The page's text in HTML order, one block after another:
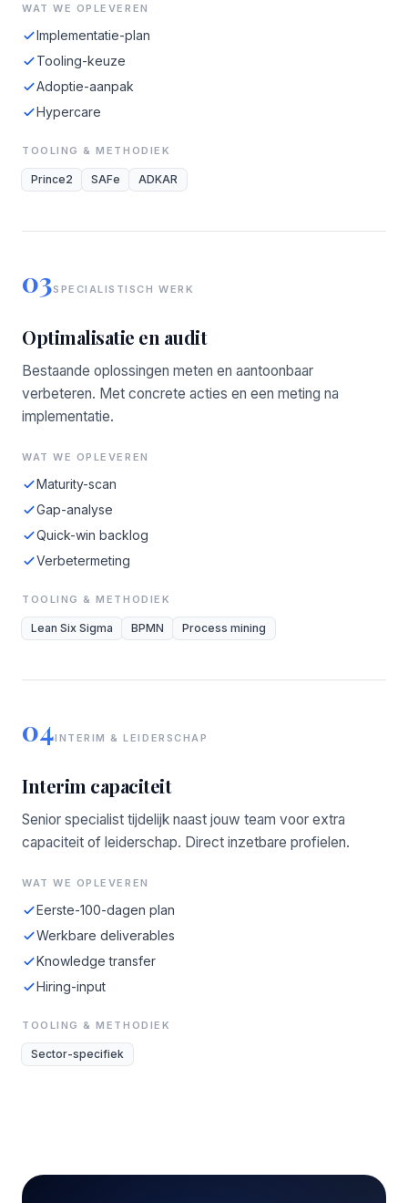
WAT WE OPLEVEREN
Implementatie-plan
Tooling-keuze
Adoptie-aanpak
Hypercare
TOOLING & METHODIEK
Prince2 SAFe ADKAR
03SPECIALISTISCH WERK
Optimalisatie en audit
Bestaande oplossingen meten en aantoonbaar
verbeteren. Met concrete acties en een meting na
implementatie.
WAT WE OPLEVEREN
Maturity-scan
Gap-analyse
Quick-win backlog
Verbetermeting
TOOLING & METHODIEK
Lean Six Sigma BPMN Process mining
04INTERIM & LEIDERSCHAP
Interim capaciteit
Senior specialist tijdelijk naast jouw team voor extra
capaciteit of leiderschap. Direct inzetbare profielen.
WAT WE OPLEVEREN
Eerste-100-dagen plan
Werkbare deliverables
Knowledge transfer
Hiring-input
TOOLING & METHODIEK
Sector-specifiek